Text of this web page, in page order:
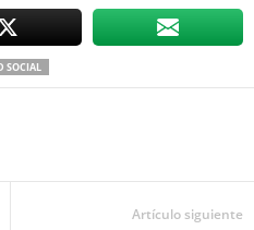
SOCIAL
Artículo siguiente